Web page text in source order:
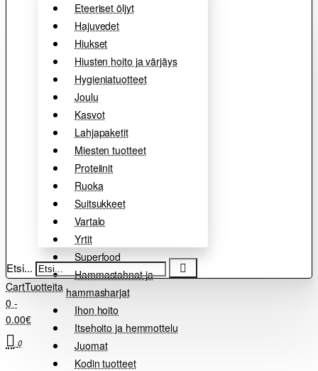
Eteeriset öljyt
Hajuvedet
Hiukset
Hiusten hoito ja värjäys
Hygieniatuotteet
Joulu
Kasvot
Lahjapaketit
Miesten tuotteet
Proteiinit
Ruoka
Suitsukkeet
Vartalo
Yrtit
Superfood
Hammastahnat ja
hammasharjat
Ihon hoito
Itsehoito ja hemmottelu
Juomat
Kodin tuotteet
Etsi...
CartTuotteita
0 -
0.00€
0